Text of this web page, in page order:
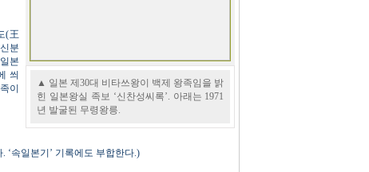
▲ 일본 제30대 비타쓰왕이 백제 왕족임을 밝
힌 일본왕실 족보 ‘신찬성씨록’. 아래는 1971
년 발굴된 무령왕릉.
(王
분
본
씌
이
‘속일본기’ 기록에도 부합한다.)